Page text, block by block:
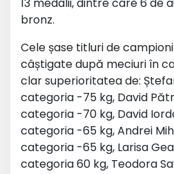
bronz.
Cele șase titluri de
câștigate după meciuri în
clar superioritatea de:
categoria -75 kg, David
categoria -70 kg, David
categoria -65 kg, Andrei
categoria -65 kg, Larisa
categoria 60 kg, Teodora